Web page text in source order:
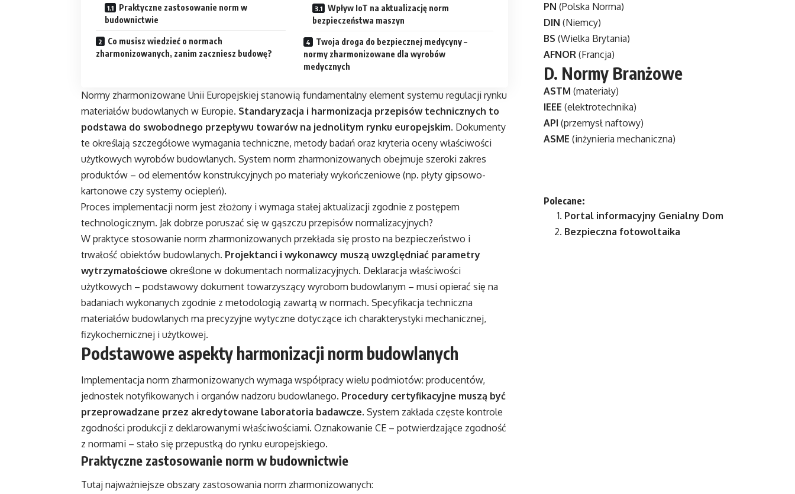
Praktyczne zastosowanie norm w
budownictwie
Co musisz wiedzieć o normach
zharmonizowanych, zanim zaczniesz budowę?
Wpływ IoT na aktualizację norm
bezpieczeństwa maszyn
Twoja droga do bezpiecznej medycyny –
normy zharmonizowane dla wyrobów
medycznych
Normy zharmonizowane Unii Europejskiej stanowią fundamentalny element systemu regulacji rynku
materiałów budowlanych w Europie. Standaryzacja i harmonizacja przepisów technicznych to
podstawa do swobodnego przepływu towarów na jednolitym rynku europejskim. Dokumenty
te określają szczegółowe wymagania techniczne, metody badań oraz kryteria oceny właściwości
użytkowych wyrobów budowlanych. System norm zharmonizowanych obejmuje szeroki zakres
produktów – od elementów konstrukcyjnych po materiały wykończeniowe (np. płyty gipsowo-
kartonowe czy systemy ociepleń).
Proces implementacji norm jest złożony i wymaga stałej aktualizacji zgodnie z postępem
technologicznym. Jak dobrze poruszać się w gąszczu przepisów normalizacyjnych?
W praktyce stosowanie norm zharmonizowanych przekłada się prosto na bezpieczeństwo i
trwałość obiektów budowlanych. Projektanci i wykonawcy muszą uwzględniać parametry
wytrzymałościowe określone w dokumentach normalizacyjnych. Deklaracja właściwości
użytkowych – podstawowy dokument towarzyszący wyrobom budowlanym – musi opierać się na
badaniach wykonanych zgodnie z metodologią zawartą w normach. Specyfikacja techniczna
materiałów budowlanych ma precyzyjne wytyczne dotyczące ich charakterystyki mechanicznej,
fizykochemicznej i użytkowej.
Podstawowe aspekty harmonizacji norm budowlanych
Implementacja norm zharmonizowanych wymaga współpracy wielu podmiotów: producentów,
jednostek notyfikowanych i organów nadzoru budowlanego. Procedury certyfikacyjne muszą być
przeprowadzane przez akredytowane laboratoria badawcze. System zakłada częste kontrole
zgodności produkcji z deklarowanymi właściwościami. Oznakowanie CE – potwierdzające zgodność
z normami – stało się przepustką do rynku europejskiego.
Praktyczne zastosowanie norm w budownictwie
Tutaj najważniejsze obszary zastosowania norm zharmonizowanych:
PN (Polska Norma)
DIN (Niemcy)
BS (Wielka Brytania)
AFNOR(Francja)
D. Normy Branżowe
ASTM (materiały)
IEEE (elektrotechnika)
API (przemysł naftowy)
ASME (inżynieria mechaniczna)
Polecane:
Portal informacyjny Genialny Dom
Bezpieczna fotowoltaika